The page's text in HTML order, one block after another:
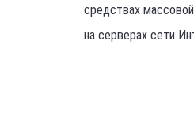
средствах
на серверах сети